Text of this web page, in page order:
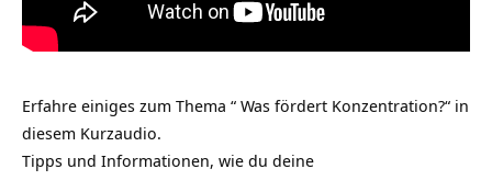
Erfahre einiges zum Thema “ Was fördert Konzentration?“ in
diesem Kurzaudio.
Tipps und Informationen, wie du deine